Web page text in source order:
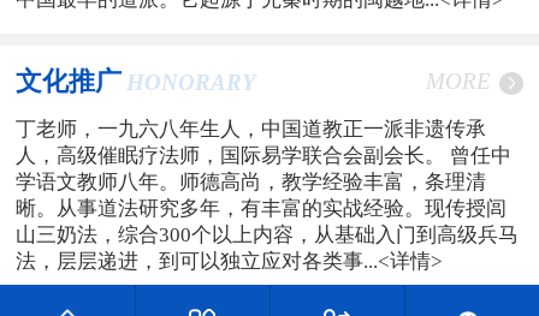
文化推广 HONORARY MORE
丁老师，一九六八年生人，中国道教正一派非遗传承
人，高级催眠疗法师，国际易学联合会副会长。 曾任中
学语文教师八年。师德高尚，教学经验丰富，条理清
晰。从事道法研究多年，有丰富的实战经验。现传授闾
山三奶法，综合300个以上内容，从基础入门到高级兵马
法，层层递进，到可以独立应对各类事...<详情>